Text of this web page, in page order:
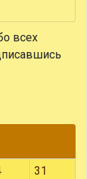
всех
31